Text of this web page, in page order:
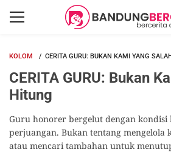
KOLOM CERITA GURU: BUKAN KAMI YANG
CERITA GURU: Bukan
Hitung
Guru honorer bergelut dengan kondisi
perjuangan. Bukan tentang mengelola
atau mencari tambahan untuk